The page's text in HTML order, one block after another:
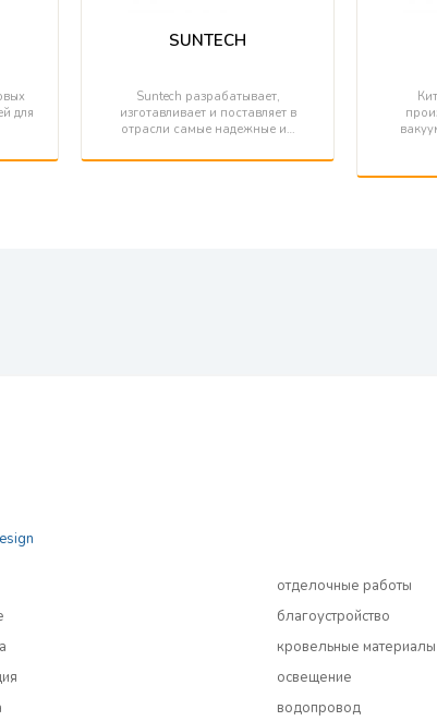
для
SUNTECH
Suntech разрабатывает,
изготавливает и поставляет в
отрасли самые надежные и…
отделочные работы
благоустройство
кровельные материалы
освещение
водопровод